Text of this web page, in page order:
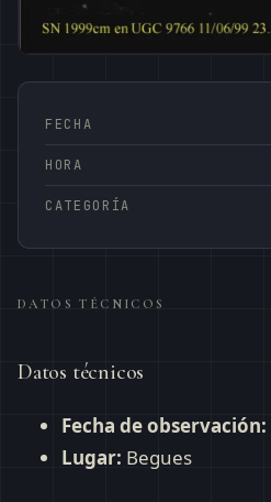
FECHA
HORA
CATEGORÍA
DATOS TÉCNICOS
Datos técnicos
Fecha de observación:
Lugar: Begues